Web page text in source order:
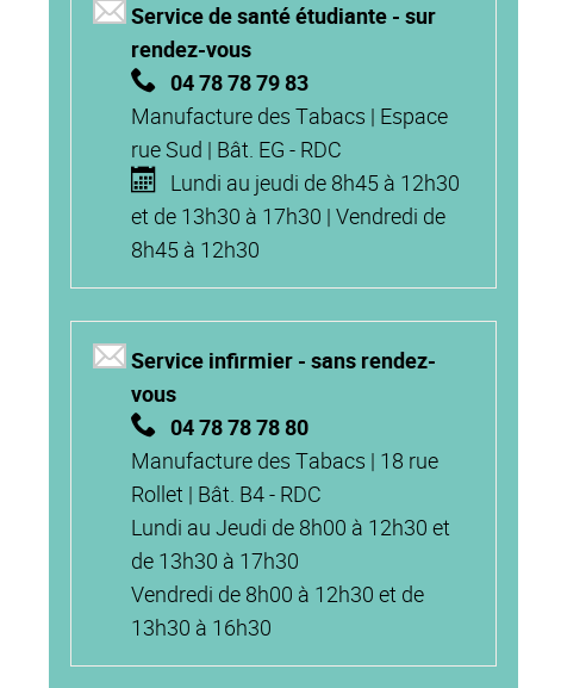
Service de santé étudiante - sur
rendez-vous
04 78 78 79 83
Manufacture des Tabacs | Espace
rue Sud | Bât. EG - RDC
Lundi au jeudi de 8h45 à 12h30
et de 13h30 à 17h30 | Vendredi de
8h45 à 12h30
Service infirmier - sans rendez-
vous
04 78 78 78 80
Manufacture des Tabacs | 18 rue
Rollet | Bât. B4 - RDC
Lundi au Jeudi de 8h00 à 12h30 et
de 13h30 à 17h30
Vendredi de 8h00 à 12h30 et de
13h30 à 16h30